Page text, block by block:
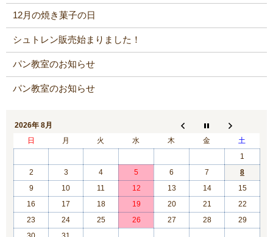
12月の焼き菓子の日
シュトレン販売始まりました！
パン教室のお知らせ
パン教室のお知らせ
2026年 8月
日
月 火 水 木 金
土
1
2
3 4 5 6 7
8
9
10 11 12 13 14
15
16
17 18 19 20 21
22
23
24 25 26 27 28
29